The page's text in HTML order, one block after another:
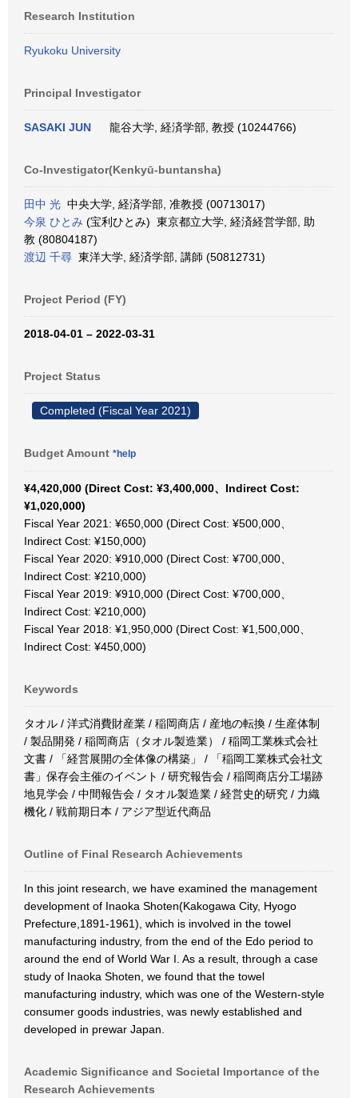
Research Institution
Ryukoku University
Principal Investigator
SASAKI JUN 龍谷大学, 経済学部, 教授 (10244766)
Co-Investigator(Kenkyū-buntansha)
田中 光 中央大学, 経済学部, 准教授 (00713017)
今泉 ひとみ (宝利ひとみ) 東京都立大学, 経済経営学部, 助
教 (80804187)
渡辺 千尋 東洋大学, 経済学部, 講師 (50812731)
Project Period (FY)
2018-04-01 – 2022-03-31
Project Status
Completed (Fiscal Year 2021)
Budget Amount *help
¥4,420,000 (Direct Cost: ¥3,400,000、Indirect Cost:
¥1,020,000)
Fiscal Year 2021: ¥650,000 (Direct Cost: ¥500,000、
Indirect Cost: ¥150,000)
Fiscal Year 2020: ¥910,000 (Direct Cost: ¥700,000、
Indirect Cost: ¥210,000)
Fiscal Year 2019: ¥910,000 (Direct Cost: ¥700,000、
Indirect Cost: ¥210,000)
Fiscal Year 2018: ¥1,950,000 (Direct Cost: ¥1,500,000、
Indirect Cost: ¥450,000)
Keywords
タオル / 洋式消費財産業 / 稲岡商店 / 産地の転換 / 生産体制
/ 製品開発 / 稲岡商店（タオル製造業） / 稲岡工業株式会社
文書 / 「経営展開の全体像の構築」 / 「稲岡工業株式会社文
書」保存会主催のイベント / 研究報告会 / 稲岡商店分工場跡
地見学会 / 中間報告会 / タオル製造業 / 経営史的研究 / 力織
機化 / 戦前期日本 / アジア型近代商品
Outline of Final Research Achievements
In this joint research, we have examined the management
development of Inaoka Shoten(Kakogawa City, Hyogo
Prefecture,1891-1961), which is involved in the towel
manufacturing industry, from the end of the Edo period to
around the end of World War I. As a result, through a case
study of Inaoka Shoten, we found that the towel
manufacturing industry, which was one of the Western-style
consumer goods industries, was newly established and
developed in prewar Japan.
Academic Significance and Societal Importance of the
Research Achievements